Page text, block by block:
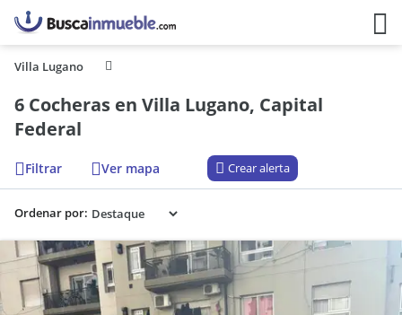
Villa Lugano
6 Cocheras en Villa Lugano, Capital
Federal
Filtrar Ver mapa Crear alerta
Ordenar por: